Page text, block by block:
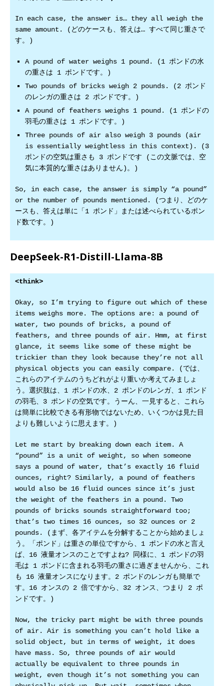
In each case, the answer is… they all weigh the
same amount. (どのケースも、答えは… すべて同じ重さで
す。)
A pound of water weighs 1 pound. (1 ポンドの水
の重さは 1 ポンドです。)
Two pounds of bricks weigh 2 pounds. (2 ポンド
のレンガの重さは 2 ポンドです。)
A pound of feathers weighs 1 pound. (1 ポンドの
羽毛の重さは 1 ポンドです。)
Three pounds of air also weigh 3 pounds (air
is essentially weightless in this context). (3
ポンドの空気は重さも 3 ポンドです (この文脈では、空
気に本質的な重さはありません)。)
So, in each case, the answer is simply “a pound”
or the number of pounds mentioned. (つまり、どのケ
ースも、答えは単に「1 ポンド」または述べられているポン
ド数です。)
DeepSeek-R1-Distill-Llama-8B
<think>
Okay, so I’m trying to figure out which of these
items weighs more. The options are: a pound of
water, two pounds of bricks, a pound of
feathers, and three pounds of air. Hmm, at first
glance, it seems like some of these might be
trickier than they look because they’re not all
physical objects you can easily compare. (では、
これらのアイテムのうちどれがより重いか考えてみましょ
う。選択肢は、1 ポンドの水、2 ポンドのレンガ、1 ポンド
の羽毛、3 ポンドの空気です。うーん、一見すると、これら
は簡単に比較できる有形物ではないため、いくつかは見た目
よりも難しいように思えます。)
Let me start by breaking down each item. A
“pound” is a unit of weight, so when someone
says a pound of water, that’s exactly 16 fluid
ounces, right? Similarly, a pound of feathers
would also be 16 fluid ounces since it’s just
the weight of the feathers in a pound. Two
pounds of bricks sounds straightforward too;
that’s two times 16 ounces, so 32 ounces or 2
pounds. (まず、各アイテムを分解することから始めましょ
う。「ポンド」は重さの単位ですから、1 ポンドの水と言え
ば、16 液量オンスのことですよね? 同様に、1 ポンドの羽
毛は 1 ポンドに含まれる羽毛の重さに過ぎませんから、これ
も 16 液量オンスになります。2 ポンドのレンガも簡単で
す。16 オンスの 2 倍ですから、32 オンス、つまり 2 ポ
ンドです。)
Now, the tricky part might be with three pounds
of air. Air is something you can’t hold like a
solid object, but in terms of weight, it does
have mass. So, three pounds of air would
actually be equivalent to three pounds in
weight, even though it’s not something you can